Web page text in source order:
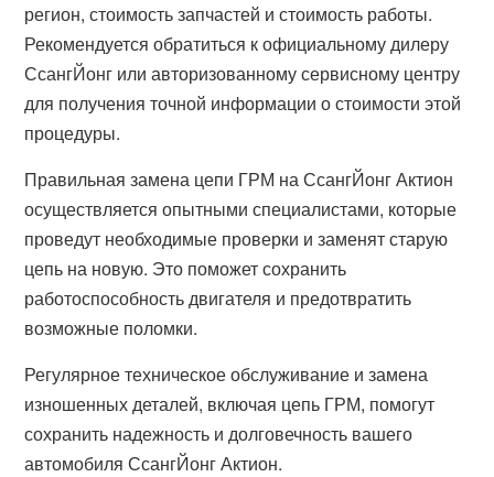
регион, стоимость запчастей и стоимость работы.
Рекомендуется обратиться к официальному дилеру
СсангЙонг или авторизованному сервисному центру
для получения точной информации о стоимости этой
процедуры.
Правильная замена цепи ГРМ на СсангЙонг Актион
осуществляется опытными специалистами, которые
проведут необходимые проверки и заменят старую
цепь на новую. Это поможет сохранить
работоспособность двигателя и предотвратить
возможные поломки.
Регулярное техническое обслуживание и замена
изношенных деталей, включая цепь ГРМ, помогут
сохранить надежность и долговечность вашего
автомобиля СсангЙонг Актион.